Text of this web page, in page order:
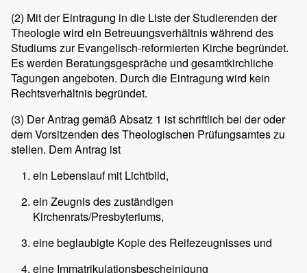
(2) Mit der Eintragung in die Liste der Studierenden der
Theologie wird ein Betreuungsverhältnis während des
Studiums zur Evangelisch-reformierten Kirche begründet.
Es werden Beratungsgespräche und gesamtkirchliche
Tagungen angeboten. Durch die Eintragung wird kein
Rechtsverhältnis begründet.
(3) Der Antrag gemäß Absatz 1 ist schriftlich bei der oder
dem Vorsitzenden des Theologischen Prüfungsamtes zu
stellen. Dem Antrag ist
ein Lebenslauf mit Lichtbild,
ein Zeugnis des zuständigen
Kirchenrats/Presbyteriums,
eine beglaubigte Kopie des Reifezeugnisses und
eine Immatrikulationsbescheinigung